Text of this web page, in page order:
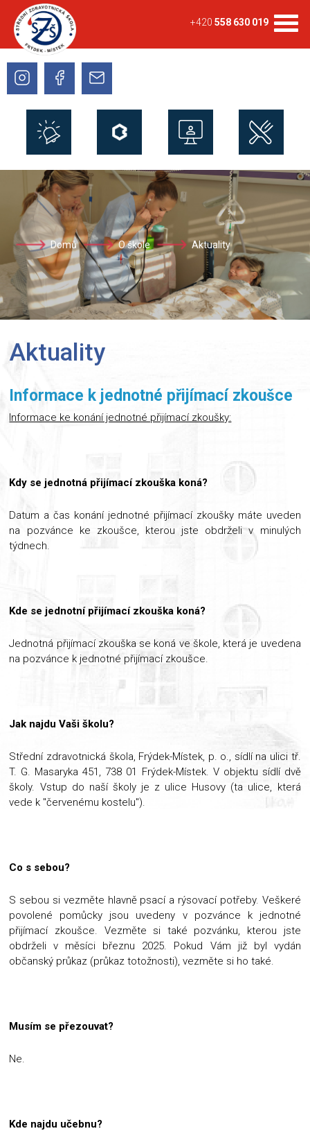
+420 558 630 019
Domů O škole Aktuality
Aktuality
Informace k jednotné přijímací zkoušce
Informace ke konání jednotné přijímací zkoušky:
Kdy se jednotná přijímací zkouška koná?
Datum a čas konání jednotné přijímací zkoušky máte uveden
na pozvánce ke zkoušce, kterou jste obdrželi v minulých
týdnech.
Kde se jednotní přijímací zkouška koná?
Jednotná přijímací zkouška se koná ve škole, která je uvedena
na pozvánce k jednotné přijímací zkoušce.
Jak najdu Vaši školu?
Střední zdravotnická škola, Frýdek-Místek, p. o., sídlí na ulici tř.
T. G. Masaryka 451, 738 01 Frýdek-Místek. V objektu sídlí dvě
školy. Vstup do naší školy je z ulice Husovy (ta ulice, která
vede k "červenému kostelu").
Co s sebou?
S sebou si vezměte hlavně psací a rýsovací potřeby. Veškeré
povolené pomůcky jsou uvedeny v pozvánce k jednotné
přijímací zkoušce. Vezměte si také pozvánku, kterou jste
obdrželi v měsíci březnu 2025. Pokud Vám již byl vydán
občanský průkaz (průkaz totožnosti), vezměte si ho také.
Musím se přezouvat?
Ne.
Kde najdu učebnu?